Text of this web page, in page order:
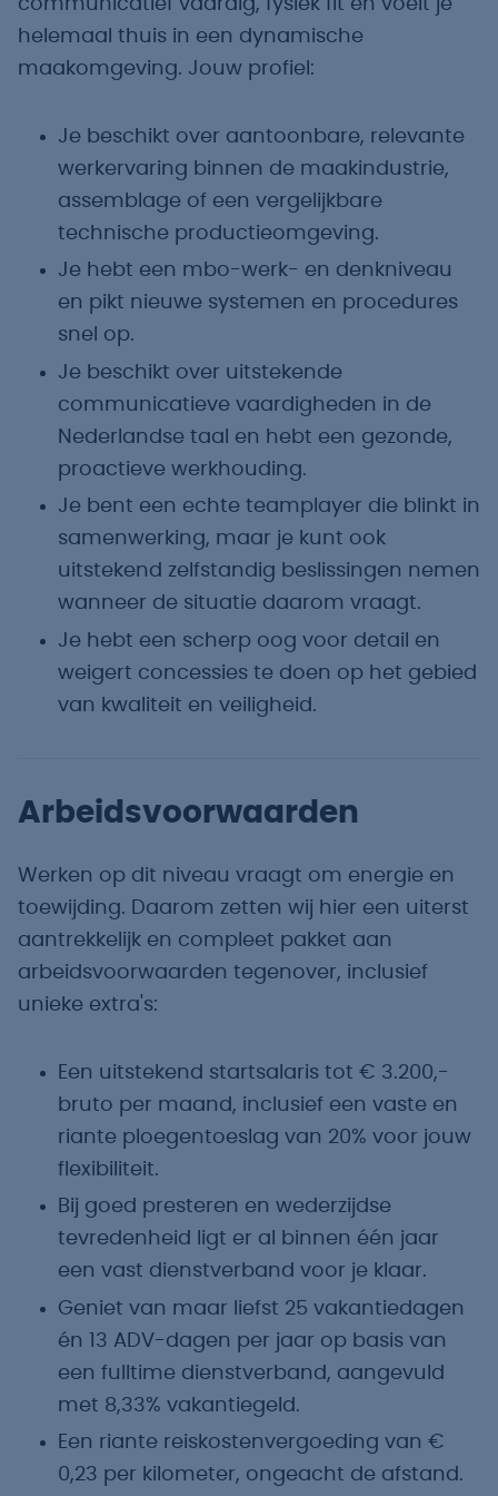
helemaal thuis in een dynamische
maakomgeving. Jouw profiel:
Je beschikt over aantoonbare, relevante
werkervaring binnen de maakindustrie,
assemblage of een vergelijkbare
technische productieomgeving.
Je hebt een mbo-werk- en denkniveau
en pikt nieuwe systemen en procedures
snel op.
Je beschikt over uitstekende
communicatieve vaardigheden in de
Nederlandse taal en hebt een gezonde,
proactieve werkhouding.
Je bent een echte teamplayer die blinkt in
samenwerking, maar je kunt ook
uitstekend zelfstandig beslissingen nemen
wanneer de situatie daarom vraagt.
Je hebt een scherp oog voor detail en
weigert concessies te doen op het gebied
van kwaliteit en veiligheid.
Arbeidsvoorwaarden
Werken op dit niveau vraagt om energie en
toewijding. Daarom zetten wij hier een uiterst
aantrekkelijk en compleet pakket aan
arbeidsvoorwaarden tegenover, inclusief
unieke extra's:
Een uitstekend startsalaris tot € 3.200,-
bruto per maand, inclusief een vaste en
riante ploegentoeslag van 20% voor jouw
flexibiliteit.
Bij goed presteren en wederzijdse
tevredenheid ligt er al binnen één jaar
een vast dienstverband voor je klaar.
Geniet van maar liefst 25 vakantiedagen
én 13 ADV-dagen per jaar op basis van
een fulltime dienstverband, aangevuld
met 8,33% vakantiegeld.
Een riante reiskostenvergoeding van €
0,23 per kilometer, ongeacht de afstand.